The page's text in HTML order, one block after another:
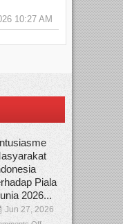
10:27 AM
Piala
2026...
Jun 27, 2026